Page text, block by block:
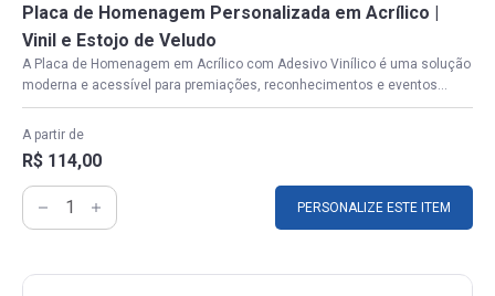
Placa de Homenagem Personalizada em Acrílico |
Vinil e Estojo de Veludo
A Placa de Homenagem em Acrílico com Adesivo Vinílico é uma solução
moderna e acessível para premiações, reconhecimentos e eventos...
A partir de
R$ 114,00
PERSONALIZE ESTE ITEM